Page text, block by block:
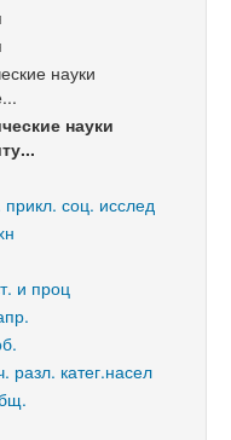
науки
науки
соц. исслед
и проц
разл. катег.насел